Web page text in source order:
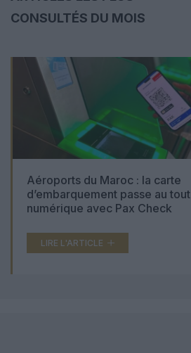
CONSULTÉS DU MOIS
Aéroports du Maroc : la carte
d’embarquement passe au tout
numérique avec Pax Check
LIRE L'ARTICLE